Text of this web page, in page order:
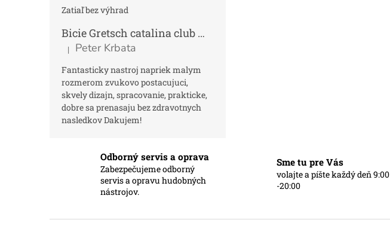
Zatiaľ bez výhrad
Bicie Gretsch catalina club micro kit saf
Hodnotenie produktu je 5 z 5 hviezdičiek.
| Peter Krbata
Fantasticky nastroj napriek malym
rozmerom zvukovo postacujuci,
skvely dizajn, spracovanie, prakticke,
dobre sa prenasaju bez zdravotnych
nasledkov Dakujem!
Odborný servis a oprava
Zabezpečujeme odborný
servis a opravu hudobných
nástrojov.
Sme tu pre Vás
volajte a píšte každý deň 9:00
-20:00